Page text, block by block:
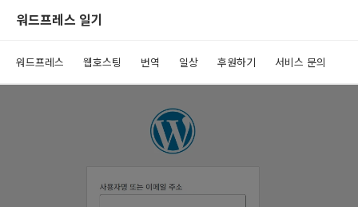
워드프레스 일기
워드프레스 웹호스팅 번역 일상 후원하기 서비스 문의